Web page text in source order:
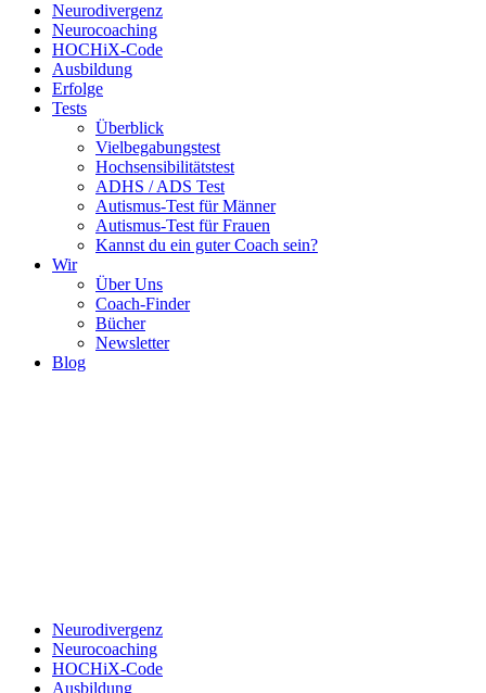
Neurodivergenz
Neurocoaching
HOCHiX-Code
Ausbildung
Erfolge
Tests
Überblick
Vielbegabungstest
Hochsensibilitätstest
ADHS / ADS Test
Autismus-Test für Männer
Autismus-Test für Frauen
Kannst du ein guter Coach sein?
Wir
Über Uns
Coach-Finder
Bücher
Newsletter
Blog
Neurodivergenz
Neurocoaching
HOCHiX-Code
Ausbildung